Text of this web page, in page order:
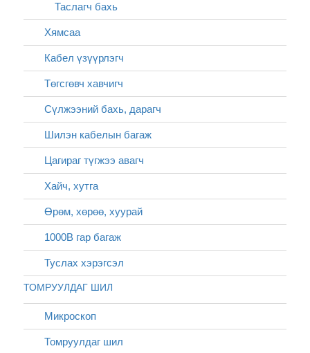
Таслагч бахь
Хямсаа
Кабел үзүүрлэгч
Төгсгөвч хавчигч
Сүлжээний бахь, дарагч
Шилэн кабелын багаж
Цагираг түгжээ авагч
Хайч, хутга
Өрөм, хөрөө, хуурай
1000В гар багаж
Туслах хэрэгсэл
ТОМРУУЛДАГ ШИЛ
Микроскоп
Томруулдаг шил